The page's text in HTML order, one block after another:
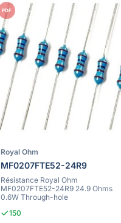
PDF
Royal Ohm
MF0207FTE52-24R9
Résistance Royal Ohm
MF0207FTE52-24R9 24.9 Ohms
0.6W Through-hole
150